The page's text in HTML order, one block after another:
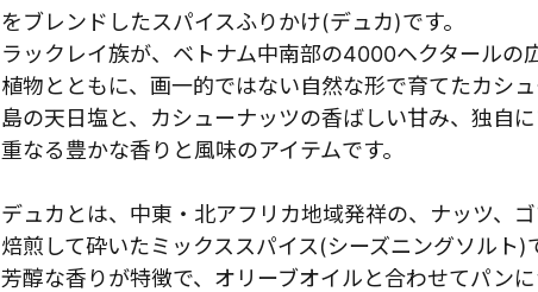
をブレンドしたスパイスふりかけ(デュカ)です。
ラックレイ族が、ベトナム中南部の4000ヘクタールの
植物とともに、画一的ではない自然な形で育てたカシ
島の天日塩と、カシューナッツの香ばしい甘み、独自
重なる豊かな香りと風味のアイテムです。
デュカとは、中東・北アフリカ地域発祥の、ナッツ、
焙煎して砕いたミックススパイス(シーズニングソルト)
芳醇な香りが特徴で、オリーブオイルと合わせてパン